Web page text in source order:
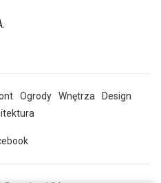
Ogrody Wnętrza
Design